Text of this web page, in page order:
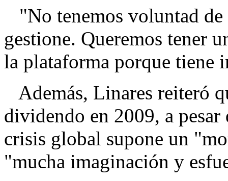
"No tenemos voluntad
gestione. Queremos tener
la plataforma porque tiene
Además, Linares reiteró
dividendo en 2009, a
crisis global supone un
"mucha imaginación y